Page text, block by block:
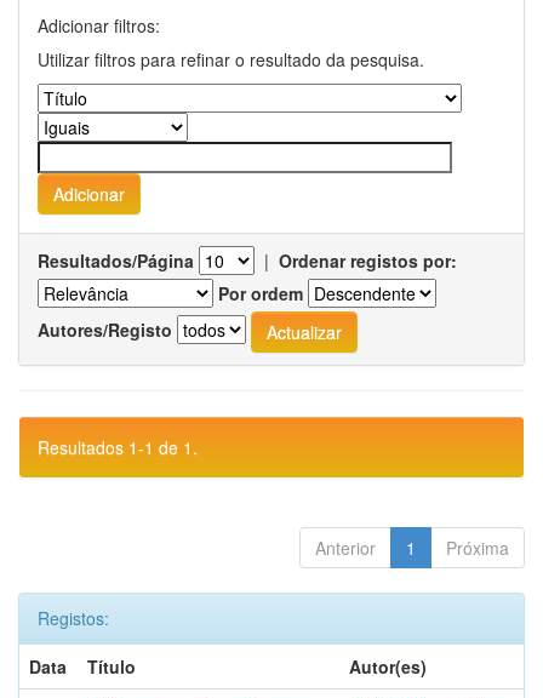
Adicionar filtros:
Utilizar filtros para refinar o resultado da pesquisa.
Resultados/Página | Ordenar registos por:
Por ordem
Autores/Registo
Resultados 1-1 de 1.
Anterior 1 Próxima
Registos:
Data
Título
Autor(es)